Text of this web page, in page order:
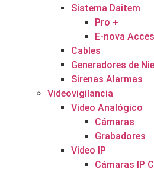
Sistema Daitem
Pro +
E-nova
Cables
Generadores de
Sirenas Alarmas
Videovigilancia
Video Analógico
Cámaras
Grabadores
Video IP
Cámaras IP